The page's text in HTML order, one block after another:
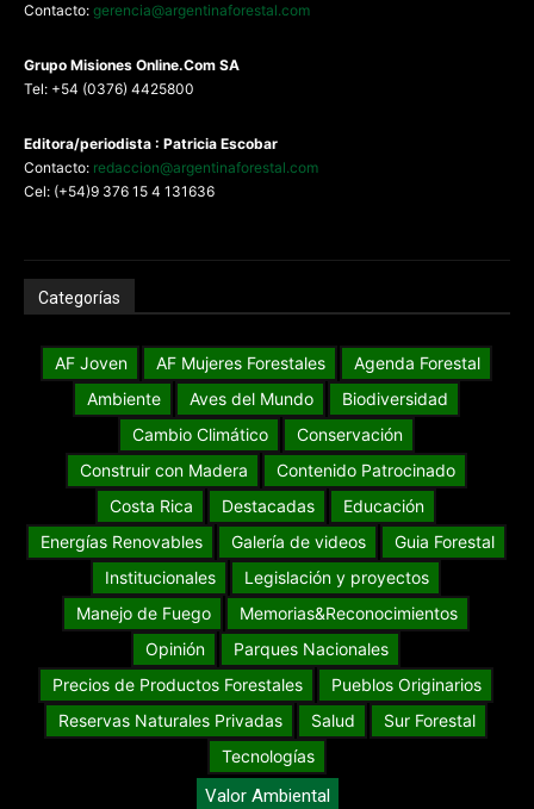
Contacto: gerencia@argentinaforestal.com
Grupo Misiones Online.Com SA
Tel: +54 (0376) 4425800
Editora/periodista : Patricia Escobar
Contacto: redaccion@argentinaforestal.com
Cel: (+54)9 376 15 4 131636
Categorías
AF Joven AF Mujeres Forestales
Agenda Forestal
Ambiente
Aves del Mundo
Biodiversidad
Cambio Climático
Conservación
Construir con Madera
Contenido Patrocinado
Costa Rica
Destacadas
Educación
Energías Renovables
Galería de videos
Guia Forestal
Institucionales
Legislación y proyectos
Manejo de Fuego
Memorias&Reconocimientos
Opinión
Parques Nacionales
Precios de Productos Forestales
Pueblos Originarios
Reservas Naturales Privadas
Salud
Sur Forestal
Tecnologías
Valor Ambiental